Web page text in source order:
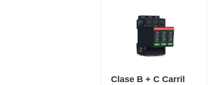
Clase B + C Carril